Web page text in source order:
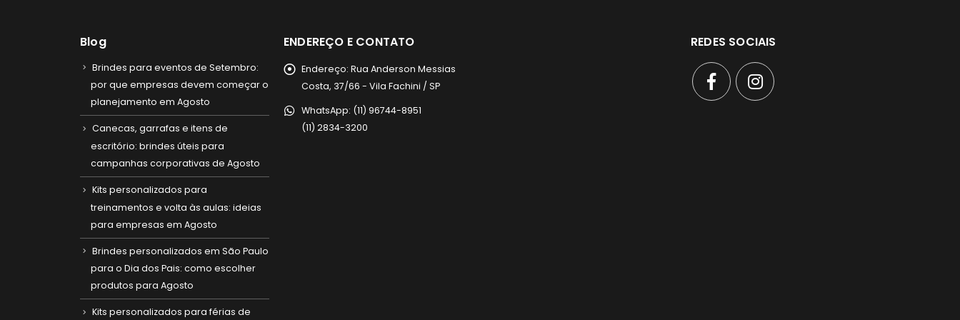
Blog
Brindes para eventos de Setembro:
por que empresas devem começar o
planejamento em Agosto
Canecas, garrafas e itens de
escritório: brindes úteis para
campanhas corporativas de Agosto
Kits personalizados para
treinamentos e volta às aulas: ideias
para empresas em Agosto
Brindes personalizados em São Paulo
para o Dia dos Pais: como escolher
produtos para Agosto
Kits personalizados para férias de
ENDEREÇO E CONTATO
Endereço: Rua Anderson Messias
Costa, 37/66 - Vila Fachini / SP
WhatsApp: (11) 96744-8951
(11) 2834-3200
REDES SOCIAIS